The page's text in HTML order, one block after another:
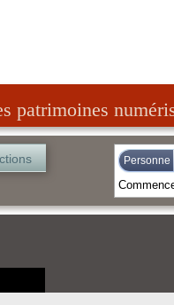
patrimoines
Personne